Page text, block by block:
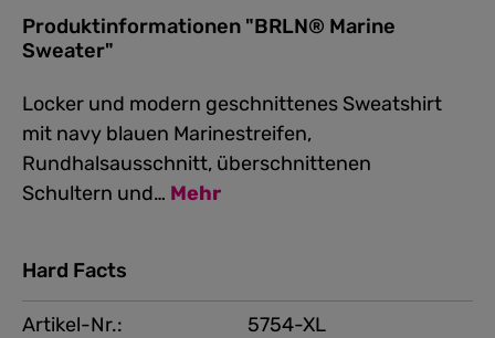
Produktinformationen "BRLN® Marine
Sweater"
Locker und modern geschnittenes Sweatshirt
mit navy blauen Marinestreifen,
Rundhalsausschnitt, überschnittenen
Schultern und… Mehr
Hard Facts
Artikel-Nr.:
5754-XL